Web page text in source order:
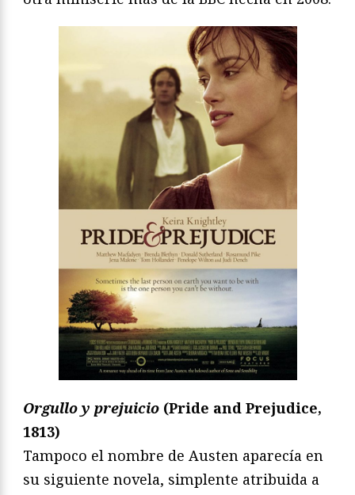
Orgullo y prejuicio (Pride and Prejudice,
1813)
Tampoco el nombre de Austen aparecía en
su siguiente novela, simplente atribuida a